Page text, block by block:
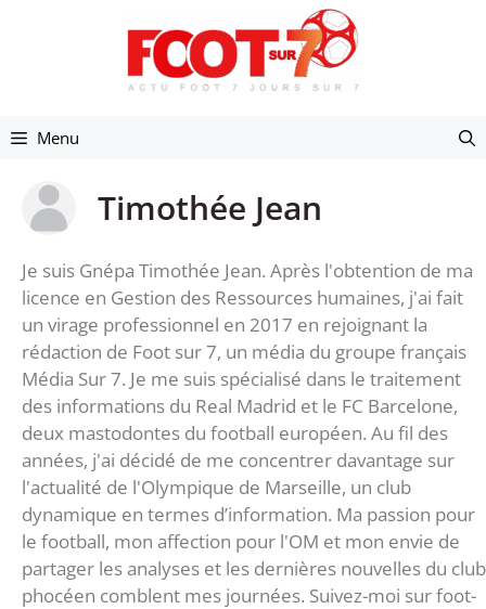
Menu
Timothée Jean
Je suis Gnépa Timothée Jean. Après l'obtention de ma
licence en Gestion des Ressources humaines, j'ai fait
un virage professionnel en 2017 en rejoignant la
rédaction de Foot sur 7, un média du groupe français
Média Sur 7. Je me suis spécialisé dans le traitement
des informations du Real Madrid et le FC Barcelone,
deux mastodontes du football européen. Au fil des
années, j'ai décidé de me concentrer davantage sur
l'actualité de l'Olympique de Marseille, un club
dynamique en termes d’information. Ma passion pour
le football, mon affection pour l'OM et mon envie de
partager les analyses et les dernières nouvelles du club
phocéen comblent mes journées. Suivez-moi sur foot-